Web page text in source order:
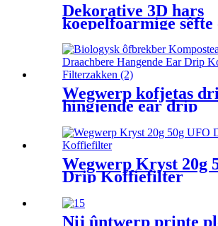
Dekorative 3D hars
koepelfoarmige sêfte
sticker
Wegwerp kofjetas
hingjende ear drip
Wegwerp Kryst 20g
Drip Koffiefilter
Nij ûntwerp printe